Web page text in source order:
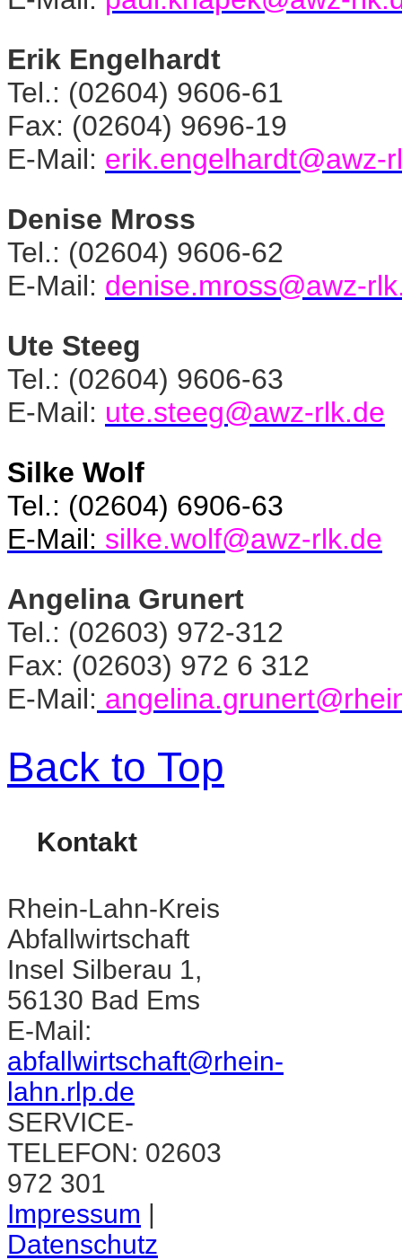
Erik Engelhardt
Tel.: (02604) 9606-61
Fax: (02604) 9696-19
E-Mail: erik.engelhardt@awz-
Denise Mross
Tel.: (02604) 9606-62
E-Mail: denise.mross@awz-
Ute Steeg
Tel.: (02604) 9606-63
E-Mail: ute.steeg@awz-rlk.de
Silke Wolf
Tel.: (02604) 6906-63
E-Mail: silke.wolf@awz-rlk.de
Angelina Grunert
Tel.: (02603) 972-312
Fax: (02603) 972 6 312
E-Mail:
Back to Top
Kontakt
Rhein-Lahn-Kreis
Abfallwirtschaft
Insel Silberau 1,
56130 Bad Ems
E-Mail:
abfallwirtschaft@rhein-
lahn.rlp.de
SERVICE-
TELEFON: 02603
972 301
Impressum |
Datenschutz